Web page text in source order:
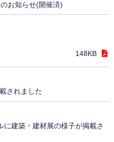
お知らせ(開催済)
148KB
されました
建築・建材展の様子が掲載さ